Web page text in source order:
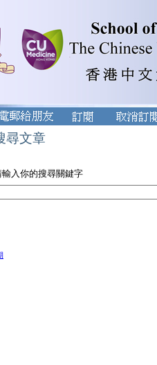
尋文章
輸入你的搜尋關鍵字